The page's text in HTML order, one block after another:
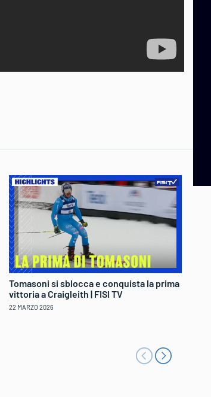
Tomasoni si sblocca e conquista la prima
vittoria a Craigleith | FISI TV
22 MARZO 2026